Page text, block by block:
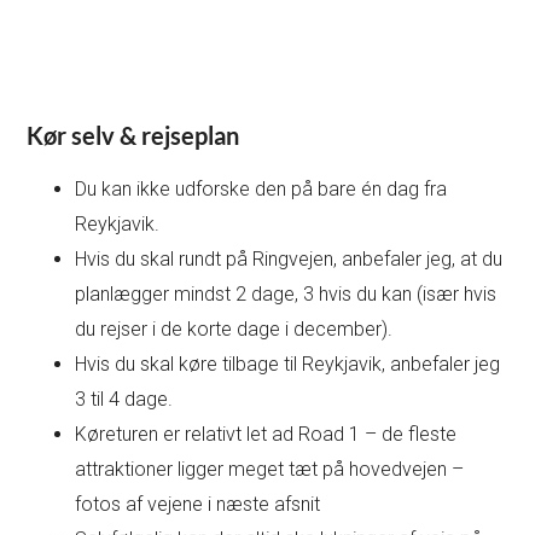
Kør selv & rejseplan
Du kan ikke udforske den på bare én dag fra
Reykjavik.
Hvis du skal rundt på Ringvejen, anbefaler jeg, at du
planlægger mindst 2 dage, 3 hvis du kan (især hvis
du rejser i de korte dage i december).
Hvis du skal køre tilbage til Reykjavik, anbefaler jeg
3 til 4 dage.
Køreturen er relativt let ad Road 1 – de fleste
attraktioner ligger meget tæt på hovedvejen –
fotos af vejene i næste afsnit